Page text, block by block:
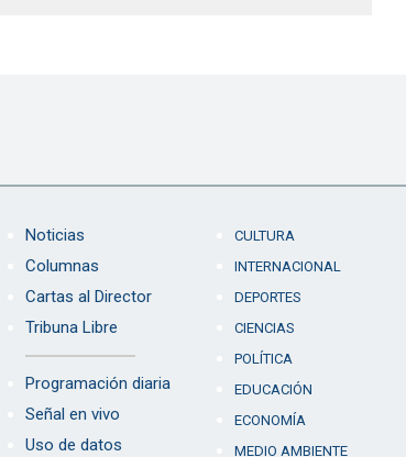
Noticias
Columnas
Cartas al Director
Tribuna Libre
Programación diaria
Señal en vivo
Uso de datos
CULTURA
INTERNACIONAL
DEPORTES
CIENCIAS
POLÍTICA
EDUCACIÓN
ECONOMÍA
MEDIO AMBIENTE